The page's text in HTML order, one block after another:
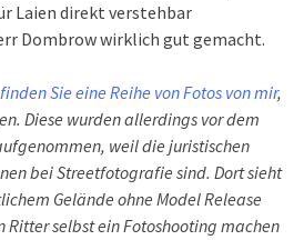
Laien direkt verstehbar
Dombrow wirklich gut gemacht.
Sie eine Reihe von Fotos von mir,
Diese wurden allerdings vor dem
weil die juristischen
bei Streetfotografie sind. Dort sieht
Gelände ohne Model Release
selbst ein Fotoshooting machen